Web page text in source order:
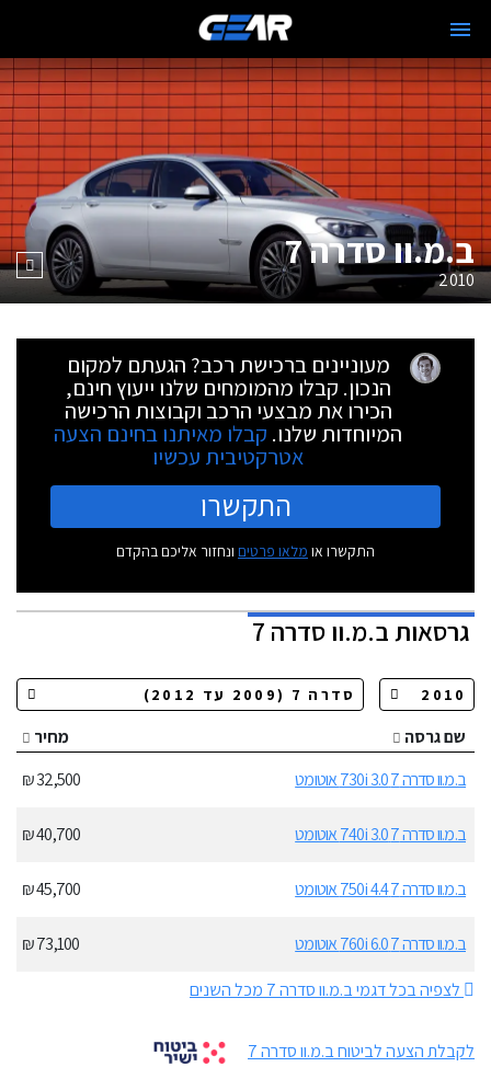
ב.מ.וו סדרה 7
2010
מעוניינים ברכישת רכב? הגעתם למקום
הנכון. קבלו מהמומחים שלנו ייעוץ חינם,
הכירו את מבצעי הרכב וקבוצות הרכישה
המיוחדות שלנו. קבלו מאיתנו בחינם הצעה
אטרקטיבית עכשיו
התקשרו
התקשרו או מלאו פרטים ונחזור אליכם בהקדם
גרסאותב.מ.וו סדרה 7
שם גרסה
מחיר
ב.מ.וו סדרה 7 730i 3.0 אוטומט
32,500 ₪
ב.מ.וו סדרה 7 740i 3.0 אוטומט 40,700 ₪
ב.מ.וו סדרה 7 750i 4.4 אוטומט 45,700 ₪
ב.מ.וו סדרה 7 760i 6.0 אוטומט
73,100 ₪
לצפיה בכל דגמי ב.מ.וו סדרה 7 מכל השנים
לקבלת הצעה לביטוח ב.מ.וו סדרה 7